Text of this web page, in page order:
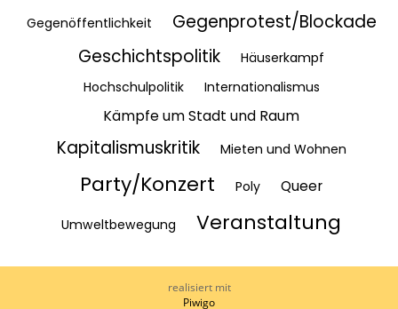
Gegenöffentlichkeit
Gegenprotest/Blockade
Geschichtspolitik
Häuserkampf
Hochschulpolitik
Internationalismus
Kämpfe um Stadt und Raum
Kapitalismuskritik Mieten und Wohnen
Party/Konzert Poly Queer
Umweltbewegung Veranstaltung
realisiert mit
Piwigo